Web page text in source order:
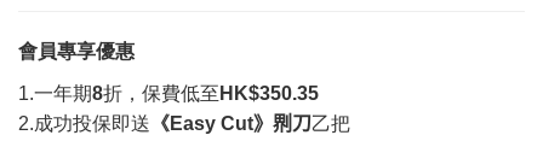
會員專享優惠
1.一年期8折，保費低至 HK$350.35
2.成功投保即送 《 Easy Cut》 𠝹 刀乙把